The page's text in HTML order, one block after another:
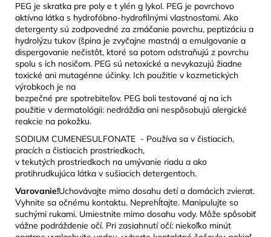
PEG je skratka pre poly e t ylén g lykol. PEG je povrchovo
aktívna látka s hydrofóbno-hydrofilnými vlastnosťami. Ako
detergenty sú zodpovedné za zmáčanie povrchu, peptizáciu a
hydrolýzu tukov (špina je zvyčajne mastná) a emulgovanie a
dispergovanie nečistôt, ktoré sa potom odstraňujú z povrchu
spolu s ich nosičom. PEG sú netoxické a nevykazujú žiadne
toxické ani mutagénne účinky. Ich použitie v kozmetických
výrobkoch je na
bezpečné pre spotrebiteľov. PEG boli testované aj na ich
použitie v dermatológii: nedráždia ani nespôsobujú alergické
reakcie na pokožku.
SODIUM CUMENESULFONATE - Používa sa v čistiacich,
pracích a čistiacich prostriedkoch,
v tekutých prostriedkoch na umývanie riadu a ako
protihrudkujúca látka v sušiacich detergentoch.
Varovanie!Uchovávajte mimo dosahu detí a domácich zvierat.
Vyhnite sa očnému kontaktu. Neprehĺtajte. Manipulujte so
suchými rukami. Umiestnite mimo dosahu vody. Môže spôsobiť
vážne podráždenie očí. Pri zasiahnutí očí: niekoľko minút